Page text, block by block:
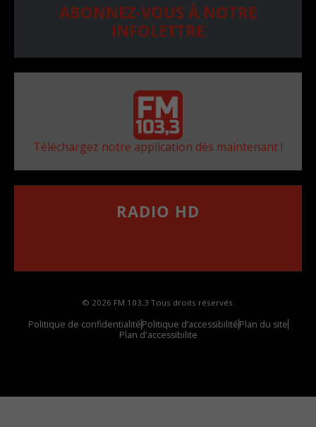
ABONNEZ-VOUS À NOTRE
INFOLETTRE
Téléchargez notre application dès maintenant !
RADIO HD
© 2026 FM 103,3 Tous droits réservés.
Politique de confidentialitéPolitique d’accessibilitéPlan du site
Plan d'accessibilite